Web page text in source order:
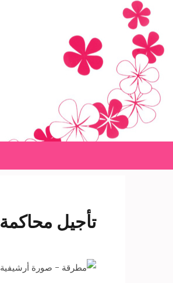
content
(Press
Enter)
تأجيل محاكمة 5 متهمين في «رشوة إيجوث» لـ١٤ نوفمبر